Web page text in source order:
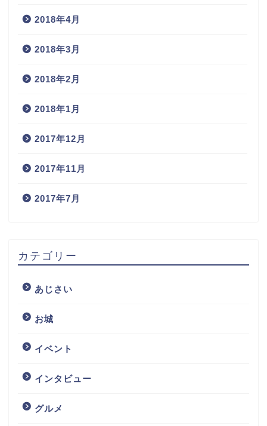
2018年4月
2018年3月
2018年2月
2018年1月
2017年12月
2017年11月
2017年7月
カテゴリー
あじさい
お城
イベント
インタビュー
グルメ